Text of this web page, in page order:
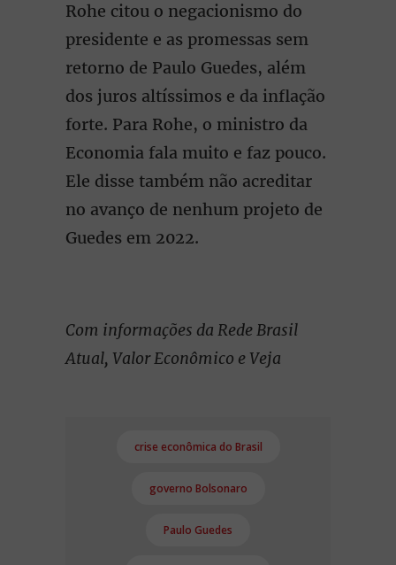
Rohe citou o negacionismo do
presidente e as promessas sem
retorno de Paulo Guedes, além
dos juros altíssimos e da inflação
forte. Para Rohe, o ministro da
Economia fala muito e faz pouco.
Ele disse também não acreditar
no avanço de nenhum projeto de
Guedes em 2022.
Com informações da Rede Brasil
Atual, Valor Econômico e Veja
crise econômica do Brasil
governo Bolsonaro
Paulo Guedes